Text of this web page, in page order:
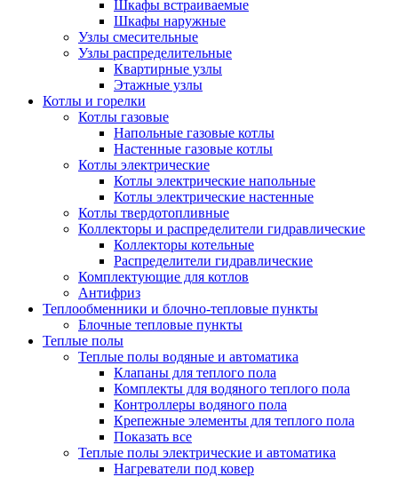
Шкафы встраиваемые
Шкафы наружные
Узлы смесительные
Узлы распределительные
Квартирные узлы
Этажные узлы
Котлы и горелки
Котлы газовые
Напольные газовые котлы
Настенные газовые котлы
Котлы электрические
Котлы электрические напольные
Котлы электрические настенные
Котлы твердотопливные
Коллекторы и распределители гидравлические
Коллекторы котельные
Распределители гидравлические
Комплектующие для котлов
Антифриз
Теплообменники и блочно-тепловые пункты
Блочные тепловые пункты
Теплые полы
Теплые полы водяные и автоматика
Клапаны для теплого пола
Комплекты для водяного теплого пола
Контроллеры водяного пола
Крепежные элементы для теплого пола
Показать все
Теплые полы электрические и автоматика
Нагреватели под ковер